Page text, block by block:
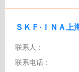
ＳＫＦ·ＩＮＡ上
联系人：
联系电话：